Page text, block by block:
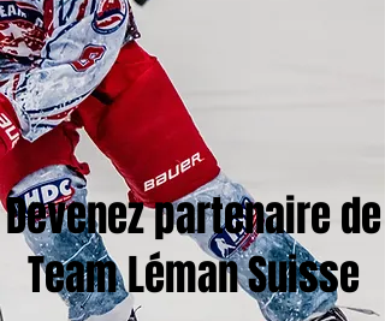
Devenez partenaire de
Team Léman Suisse